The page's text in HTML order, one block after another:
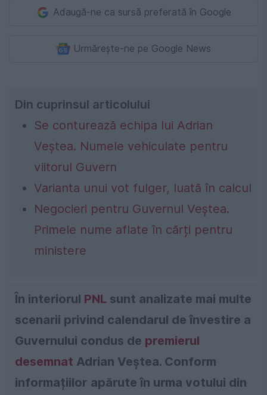
Adaugă-ne ca sursă preferată în Google
Urmărește-ne pe Google News
Din cuprinsul articolului
Se conturează echipa lui Adrian
Veștea. Numele vehiculate pentru
viitorul Guvern
Varianta unui vot fulger, luată în calcul
Negocieri pentru Guvernul Veștea.
Primele nume aflate în cărți pentru
ministere
În interiorul PNL sunt analizate mai multe
scenarii privind calendarul de învestire a
Guvernului condus de premierul
desemnat Adrian Veștea. Conform
informațiilor apărute în urma votului din